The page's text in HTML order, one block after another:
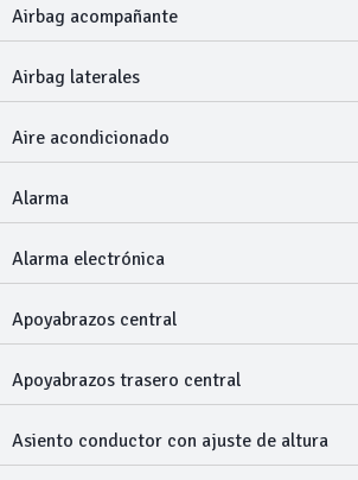
Airbag acompañante
Airbag laterales
Aire acondicionado
Alarma
Alarma electrónica
Apoyabrazos central
Apoyabrazos trasero central
Asiento conductor con ajuste de altura